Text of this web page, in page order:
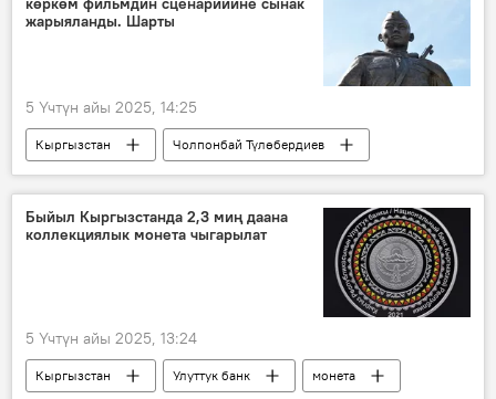
жарыяланды. Шарты
5 Үчтүн айы 2025, 14:25
Кыргызстан
Чолпонбай Түлөбердиев
сынак
тасма
сценарий
баатыр
эрдик
Быйыл Кыргызстанда 2,3 миң даана
коллекциялык монета чыгарылат
5 Үчтүн айы 2025, 13:24
Кыргызстан Улуттук банк
монета